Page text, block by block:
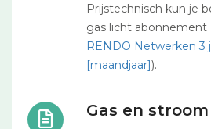
Prijstechnisch kun je
gas licht abonnement
RENDO Netwerken 3
[maandjaar]).
Gas en